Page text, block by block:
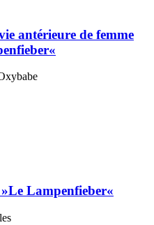
antérieure de femme
Lampenfieber«